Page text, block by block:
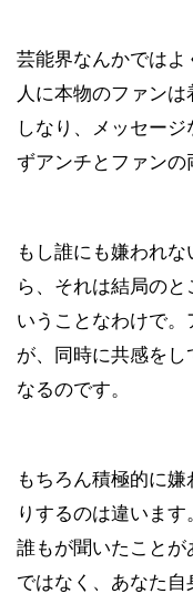
芸能界なんかでは
人に本物のファン
しなり、メッセー
ずアンチとファンの
もし誰にも嫌われ
ら、それは結局の
いうことなわけで。
が、同時に共感をし
なるのです。
もちろん積極的に
りするのは違います
誰もが聞いたこと
ではなく、あなた